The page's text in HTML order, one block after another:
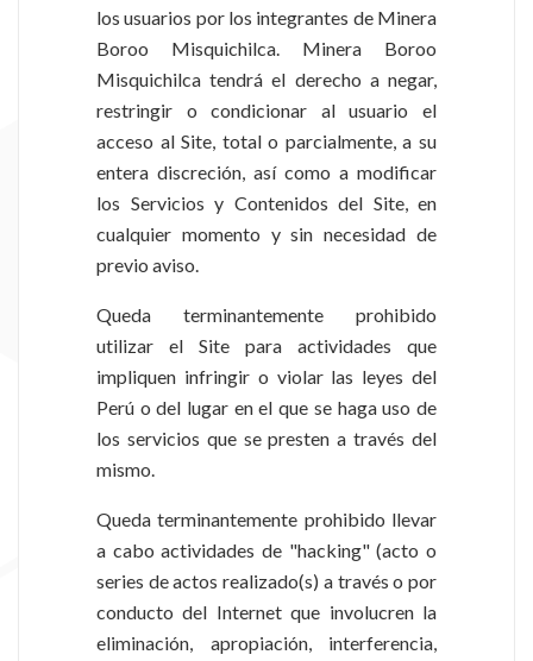
los usuarios por los integrantes de Minera
Boroo Misquichilca. Minera Boroo
Misquichilca tendrá el derecho a negar,
restringir o condicionar al usuario el
acceso al Site, total o parcialmente, a su
entera discreción, así como a modificar
los Servicios y Contenidos del Site, en
cualquier momento y sin necesidad de
previo aviso.
Queda terminantemente prohibido
utilizar el Site para actividades que
impliquen infringir o violar las leyes del
Perú o del lugar en el que se haga uso de
los servicios que se presten a través del
mismo.
Queda terminantemente prohibido llevar
a cabo actividades de "hacking" (acto o
series de actos realizado(s) a través o por
conducto del Internet que involucren la
eliminación, apropiación, interferencia,